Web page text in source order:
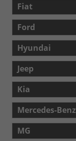
Fiat
Ford
Hyundai
Jeep
Kia
Mercedes-Benz
MG